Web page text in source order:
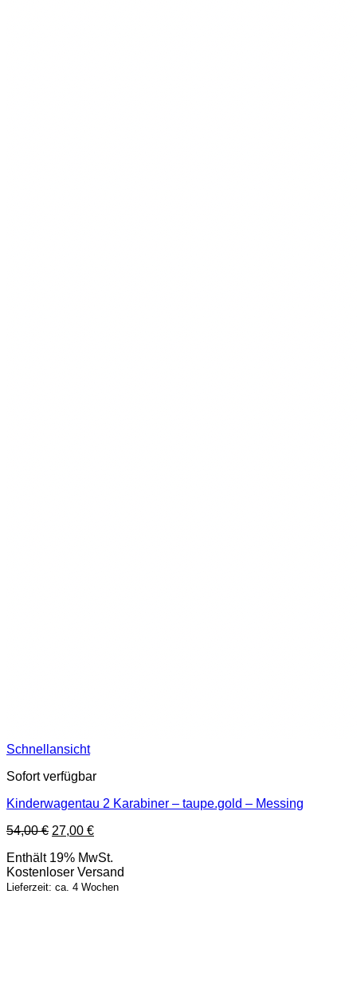
Schnellansicht
Sofort verfügbar
Kinderwagentau 2 Karabiner – taupe.gold – Messing
54,00€ Ursprünglicher
war:
54,00 €
27,00 €Aktueller
ist:
27,00 €.
Enthält 19% MwSt.
Kostenloser Versand
Lieferzeit: ca. 4 Wochen